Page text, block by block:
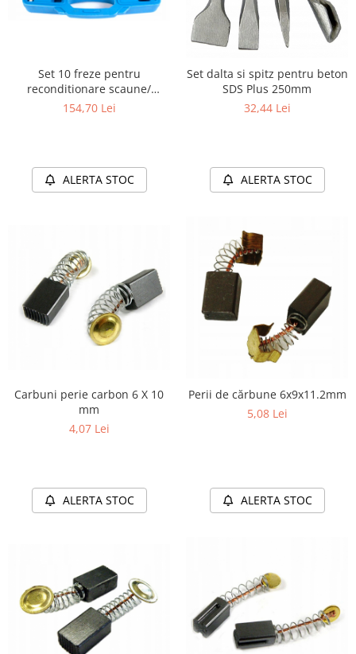
Set 10 freze pentru
reconditionare scaune/
injectoare diesel
154,70 Lei
ALERTA STOC
Set dalta si spitz pentru beton
SDS Plus 250mm
32,44 Lei
ALERTA STOC
Carbuni perie carbon 6 X 10
mm
4,07 Lei
ALERTA STOC
Perii de cărbune 6x9x11.2mm
5,08 Lei
ALERTA STOC